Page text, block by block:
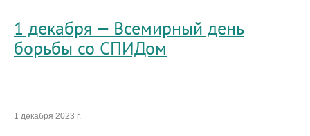
1 декабря — Всемирный день
борьбы со СПИДом
1 декабря 2023 г.